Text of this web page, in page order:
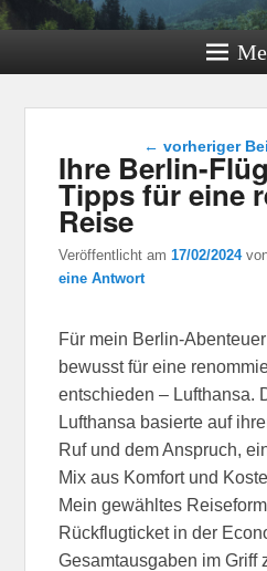
← vorheriger
Ihre Berlin-
Tipps für eine
Reise
Veröffentlicht am17/02/2024
eine Antwort
Für mein Berlin-
bewusst für eine
entschieden – Lufthansa.
Lufthansa basierte auf
Ruf und dem Anspruch,
Mix aus Komfort und
Mein gewähltes
Rückflugticket in der
Gesamtausgaben im Griff